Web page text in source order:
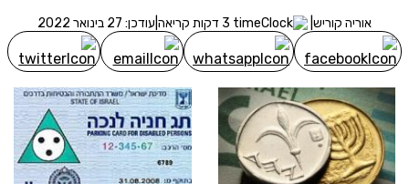
אוריה קוריש עודכן: 27 בינואר 2022